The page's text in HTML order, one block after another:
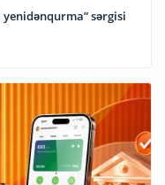
yenidənqurma” sərgisi